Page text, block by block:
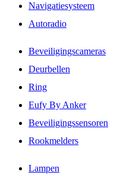
Navigatiesysteem
Autoradio
Beveiligingscameras
Deurbellen
Ring
Eufy By Anker
Beveiligingssensoren
Rookmelders
Lampen